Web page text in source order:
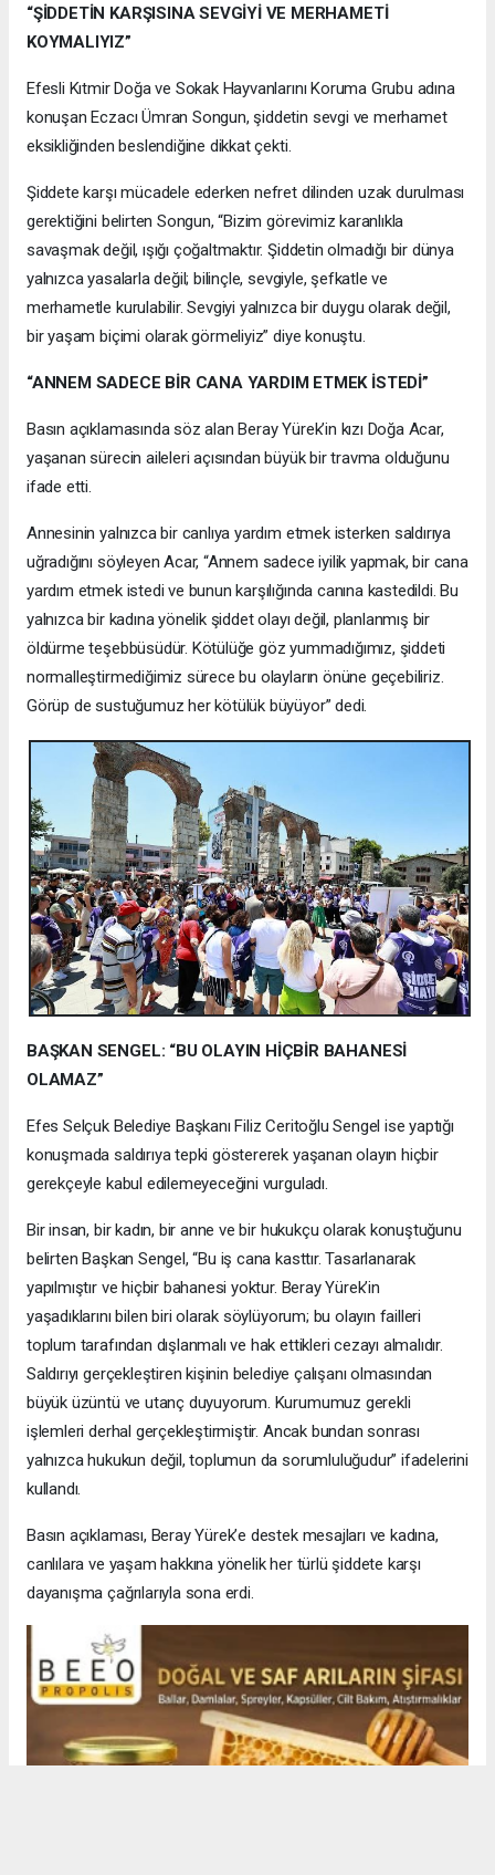
“ŞİDDETİN KARŞISINA SEVGİYİ VE MERHAMETİ
KOYMALIYIZ”
Efesli Kıtmir Doğa ve Sokak Hayvanlarını Koruma Grubu adına
konuşan Eczacı Ümran Songun, şiddetin sevgi ve merhamet
eksikliğinden beslendiğine dikkat çekti.
Şiddete karşı mücadele ederken nefret dilinden uzak durulması
gerektiğini belirten Songun, “Bizim görevimiz karanlıkla
savaşmak değil, ışığı çoğaltmaktır. Şiddetin olmadığı bir dünya
yalnızca yasalarla değil; bilinçle, sevgiyle, şefkatle ve
merhametle kurulabilir. Sevgiyi yalnızca bir duygu olarak değil,
bir yaşam biçimi olarak görmeliyiz” diye konuştu.
“ANNEM SADECE BİR CANA YARDIM ETMEK İSTEDİ”
Basın açıklamasında söz alan Beray Yürek’in kızı Doğa Acar,
yaşanan sürecin aileleri açısından büyük bir travma olduğunu
ifade etti.
Annesinin yalnızca bir canlıya yardım etmek isterken saldırıya
uğradığını söyleyen Acar, “Annem sadece iyilik yapmak, bir cana
yardım etmek istedi ve bunun karşılığında canına kastedildi. Bu
yalnızca bir kadına yönelik şiddet olayı değil, planlanmış bir
öldürme teşebbüsüdür. Kötülüğe göz yummadığımız, şiddeti
normalleştirmediğimiz sürece bu olayların önüne geçebiliriz.
Görüp de sustuğumuz her kötülük büyüyor” dedi.
BAŞKAN SENGEL: “BU OLAYIN HİÇBİR BAHANESİ
OLAMAZ”
Efes Selçuk Belediye Başkanı Filiz Ceritoğlu Sengel ise yaptığı
konuşmada saldırıya tepki göstererek yaşanan olayın hiçbir
gerekçeyle kabul edilemeyeceğini vurguladı.
Bir insan, bir kadın, bir anne ve bir hukukçu olarak konuştuğunu
belirten Başkan Sengel, “Bu iş cana kasttır. Tasarlanarak
yapılmıştır ve hiçbir bahanesi yoktur. Beray Yürek’in
yaşadıklarını bilen biri olarak söylüyorum; bu olayın failleri
toplum tarafından dışlanmalı ve hak ettikleri cezayı almalıdır.
Saldırıyı gerçekleştiren kişinin belediye çalışanı olmasından
büyük üzüntü ve utanç duyuyorum. Kurumumuz gerekli
işlemleri derhal gerçekleştirmiştir. Ancak bundan sonrası
yalnızca hukukun değil, toplumun da sorumluluğudur” ifadelerini
kullandı.
Basın açıklaması, Beray Yürek’e destek mesajları ve kadına,
canlılara ve yaşam hakkına yönelik her türlü şiddete karşı
dayanışma çağrılarıyla sona erdi.